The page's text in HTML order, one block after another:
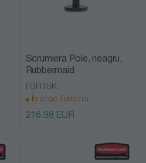
Scrumiera Pole, neagru,
Rubbermaid
FGR1BK
În stoc furnizor
216.98 EUR